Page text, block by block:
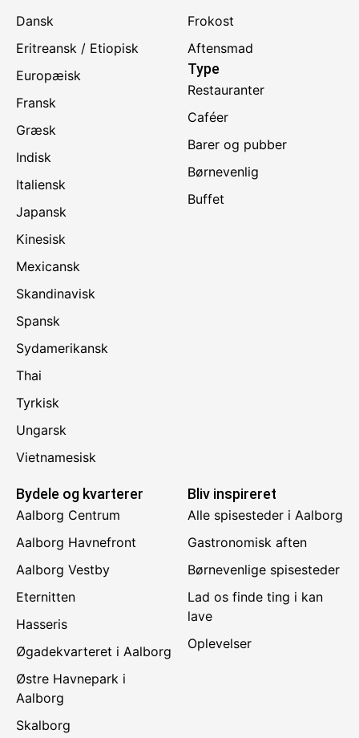
Dansk
Eritreansk / Etiopisk
Europæisk
Fransk
Græsk
Indisk
Italiensk
Japansk
Kinesisk
Mexicansk
Skandinavisk
Spansk
Sydamerikansk
Thai
Tyrkisk
Ungarsk
Vietnamesisk
Frokost
Aftensmad
Type
Restauranter
Caféer
Barer og pubber
Børnevenlig
Buffet
Bydele og kvarterer
Aalborg Centrum
Aalborg Havnefront
Aalborg Vestby
Eternitten
Hasseris
Øgadekvarteret i Aalborg
Østre Havnepark i
Aalborg
Skalborg
Bliv inspireret
Alle spisesteder i Aalborg
Gastronomisk aften
Børnevenlige spisesteder
Lad os finde ting i kan
lave
Oplevelser